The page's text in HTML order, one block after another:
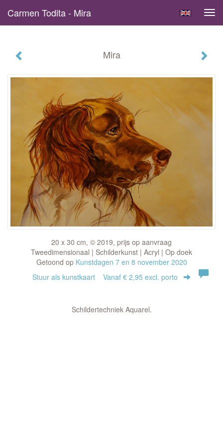
Carmen Todita - Mira
Mira
20 x 30 cm, © 2019, prijs op aanvraag
Tweedimensionaal | Schilderkunst | Acryl | Op doek
Getoond op Kunstdagen 7 en 8 november 2020
Stuur als kunstkaart Vanaf € 2,95 excl. porto
Schildertechniek Aquarel.